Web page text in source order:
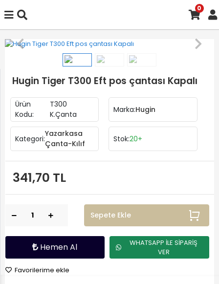
0
Hugin Tiger T300 Eft pos çantası Kapalı
Ürün
Kodu:
T300
K.Çanta
Marka:Hugin
Kategori:
Yazarkasa
Çanta-Kılıf
Stok:20+
341,70 TL
Sepete Ekle
Hemen Al
WHATSAPP İLE SİPARİŞ
VER
Favorilerime ekle